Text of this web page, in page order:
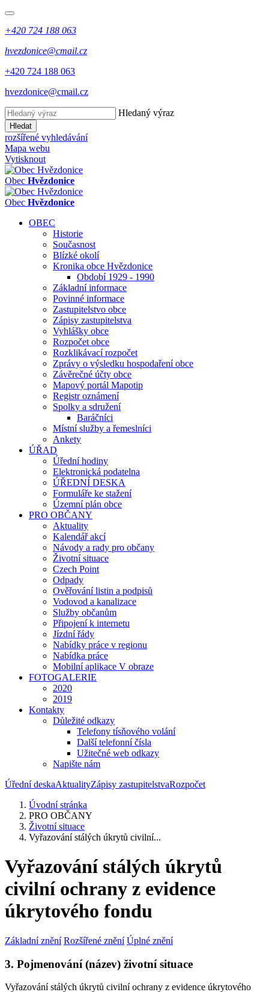
+420 724 188 063
hvezdonice@cmail.cz
+420 724 188 063
hvezdonice@cmail.cz
Hledaný výraz
Hledat
rozšířené vyhledávání
Mapa webu
Vytisknout
Obec Hvězdonice
Obec Hvězdonice
OBEC
Historie
Současnost
Blízké okolí
Kronika obce Hvězdonice
Období 1929 - 1990
Základní informace
Povinné informace
Zastupitelstvo obce
Zápisy zastupitelstva
Vyhlášky obce
Rozpočet obce
Rozklikávací rozpočet
Zprávy o výsledku hospodaření obce
Závěrečné účty obce
Mapový portál Mapotip
Registr oznámení
Spolky a sdružení
Baráčníci
Místní služby a řemeslníci
Ankety
ÚŘAD
Úřední hodiny
Elektronická podatelna
ÚŘEDNÍ DESKA
Formuláře ke stažení
Územní plán obce
PRO OBČANY
Aktuality
Kalendář akcí
Návody a rady pro občany
Životní situace
Czech Point
Odpady
Ověřování listin a podpisů
Vodovod a kanalizace
Služby občanům
Připojení k internetu
Jízdní řády
Nabídky práce v regionu
Nabídka práce
Mobilní aplikace V obraze
FOTOGALERIE
2020
2019
Kontakty
Důležité odkazy
Telefony tísňového volání
Další telefonní čísla
Užitečné web odkazy
Napište nám
Úřední deskaAktualityZápisy zastupitelstvaRozpočet
Úvodní stránka
PRO OBČANY
Životní situace
Vyřazování stálých úkrytů civilní...
Vyřazování stálých úkrytů
civilní ochrany z evidence
úkrytového fondu
Základní znění Rozšířené znění Úplné znění
3. Pojmenování (název) životní situace
Vyřazování stálých úkrytů civilní ochrany z evidence úkrytového